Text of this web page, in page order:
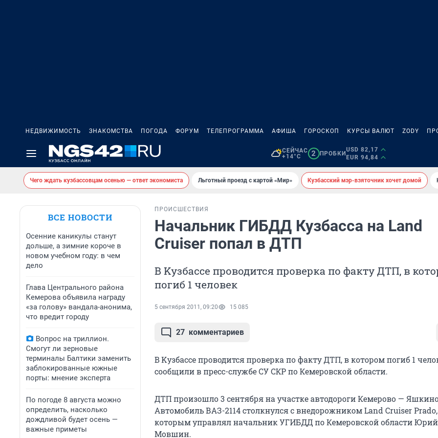
НЕДВИЖИМОСТЬ ЗНАКОМСТВА ПОГОДА ФОРУМ ТЕЛЕПРОГРАММА АФИША ГОРОСКОП КУРСЫ ВАЛЮТ ZODY
СЕЙЧАС
+14°C
2 ПРОБКИ
USD 82,17
EUR 94,84
Чего ждать кузбассовцам осенью — ответ экономиста Льготный проезд с картой «Мир» Кузбасский мэр-взяточник хочет домой
ВСЕ НОВОСТИ
Осенние каникулы станут
дольше, а зимние короче в
новом учебном году: в чем
дело
Глава Центрального района
Кемерова объявила награду
«за голову» вандала-анонима,
что вредит городу
Вопрос на триллион.
Смогут ли зерновые
терминалы Балтики заменить
заблокированные южные
порты: мнение эксперта
По погоде 8 августа можно
определить, насколько
дождливой будет осень —
важные приметы
ПРОИСШЕСТВИЯ
Начальник ГИБДД Кузбасса на Land
Cruiser попал в ДТП
B Kузбассе проводится проверка по факту ДТП, в
погиб 1 человек
5 сентября 2011, 09:20 15 085
27 комментариев
B Kузбассе проводится проверка по факту ДТП, в котором погиб 1
сообщили в пресс-службе СУ СКР по Кемеровской области.
ДТП произошло 3 сентября на участке автодороги Кемерово —
Автомобиль ВАЗ-2114 столкнулся с внедорожником Land Cruiser Prado,
которым управлял начальник УГИБДД по Кемеровской области Юрий
Мовшин.